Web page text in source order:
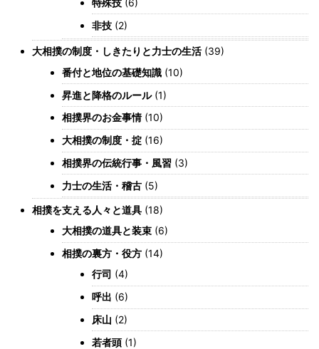
特殊技 (6)
非技 (2)
大相撲の制度・しきたりと力士の生活 (39)
番付と地位の基礎知識 (10)
昇進と降格のルール(1)
相撲界のお金事情(10)
大相撲の制度・掟 (16)
相撲界の伝統行事・風習 (3)
力士の生活・稽古 (5)
相撲を支える人々と道具 (18)
大相撲の道具と装束 (6)
相撲の裏方・役方 (14)
行司 (4)
呼出 (6)
床山 (2)
若者頭 (1)